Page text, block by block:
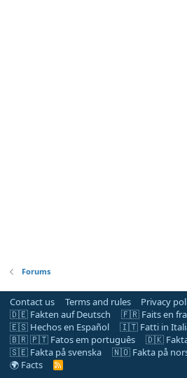
Forums
Contact us Terms and rules Privacy
🇩🇪 Fakten auf Deutsch
🇫🇷 Faits en
🇪🇸 Hechos en Español
🇮🇹 Fatti in
🇧🇷 🇵🇹 Fatos em português
🇩🇰
🇸🇪 Fakta på svenska
🇳🇴 Fakta på
🌍 Facts
R